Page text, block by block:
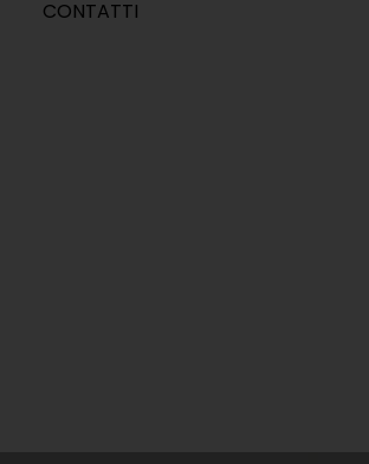
CONTATTI